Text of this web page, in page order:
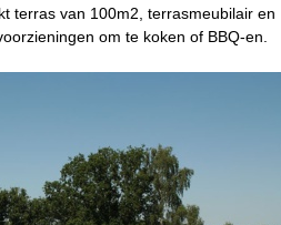
terras van 100m2, terrasmeubilair en
om te koken of BBQ-en.